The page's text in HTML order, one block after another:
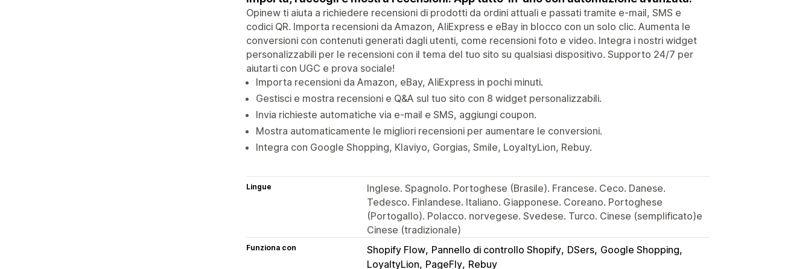
Opinew ti aiuta a richiedere recensioni di prodotti da ordini attuali e passati tramite e-mail, SMS e
codici QR. Importa recensioni da Amazon, AliExpress e eBay in blocco con un solo clic. Aumenta le
conversioni con contenuti generati dagli utenti, come recensioni foto e video. Integra i nostri widget
personalizzabili per le recensioni con il tema del tuo sito su qualsiasi dispositivo. Supporto 24/7 per
aiutarti con UGC e prova sociale!
Importa recensioni da Amazon, eBay, AliExpress in pochi minuti.
Gestisci e mostra recensioni e Q&A sul tuo sito con 8 widget personalizzabili.
Invia richieste automatiche via e-mail e SMS, aggiungi coupon.
Mostra automaticamente le migliori recensioni per aumentare le conversioni.
Integra con Google Shopping, Klaviyo, Gorgias, Smile, LoyaltyLion, Rebuy.
Lingue
Inglese. Spagnolo. Portoghese (Brasile). Francese. Ceco. Danese.
Tedesco. Finlandese. Italiano. Giapponese. Coreano. Portoghese
(Portogallo). Polacco. norvegese. Svedese. Turco. Cinese (semplificato)e
Cinese (tradizionale)
Funziona con Shopify Flow Pannello di controllo Shopify DSers Google Shopping
LoyaltyLion PageFly Rebuy